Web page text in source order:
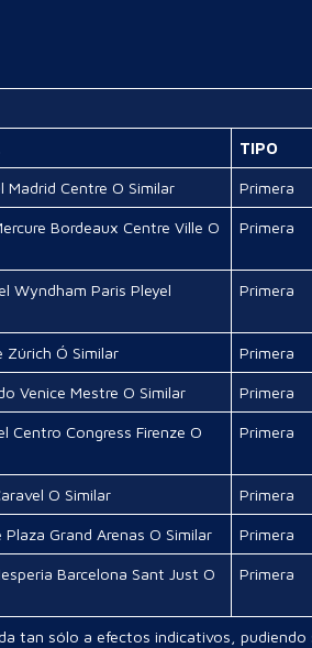
TIPO
Madrid Centre O Similar Primera
Bordeaux Centre Ville O
Primera
Wyndham Paris Pleyel
Primera
Zúrich Ó Similar Primera
Venice Mestre O Similar Primera
Centro Congress Firenze O
Primera
O Similar Primera
Plaza Grand Arenas O Similar Primera
Barcelona Sant Just O
Primera
tan sólo a efectos indicativos,